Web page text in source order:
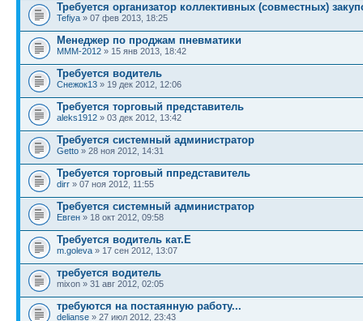
Требуется организатор коллективных (совместных)
Tefiya » 07 фев 2013, 18:25
Менеджер по проджам пневматики
MMM-2012 » 15 янв 2013, 18:42
Требуется водитель
Снежок13 » 19 дек 2012, 12:06
Требуется торговый представитель
aleks1912 » 03 дек 2012, 13:42
Требуется системный администратор
Getto » 28 ноя 2012, 14:31
Требуется торговый ппредставитель
dirr » 07 ноя 2012, 11:55
Требуется системный администратор
Евген » 18 окт 2012, 09:58
Требуется водитель кат.Е
m.goleva » 17 сен 2012, 13:07
требуется водитель
mixon » 31 авг 2012, 02:05
требуются на постаянную работу...
delianse » 27 июл 2012, 23:43